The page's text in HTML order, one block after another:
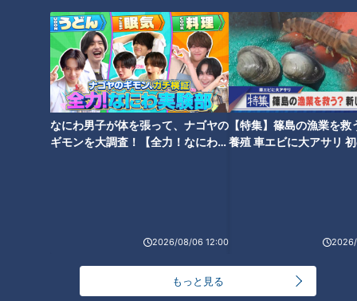
なにわ男子が体を張って、ナゴヤの
ギモンを大調査！【全力！なにわ実
2026/08/06 12:00
【特集】篠島の漁業を救
養殖 車エビに大アサリ
もっと見る
画像『写真AC』より富良野のラベンダー畑
数々の名場面が浮かぶ。特に好きなのは『北の国から‘87初
恋』のラストシーンである。東京へ旅立つ息子の純を乗せた長
車中に田中邦衛さんの姿はもちろんない。しかし、田中さん演
じる父親像が大きく膨らんで胸を打つ。見る側も思わず泣いて